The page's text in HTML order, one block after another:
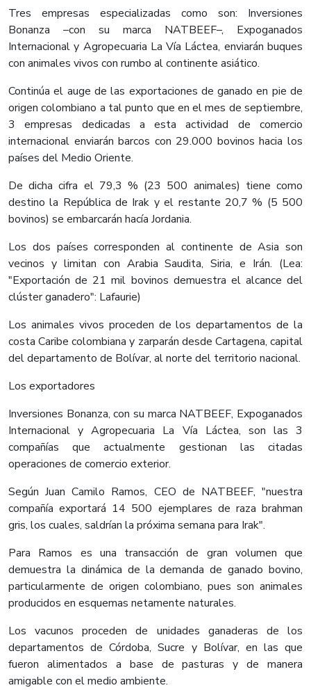
Tres empresas especializadas como son: Inversiones
Bonanza –con su marca NATBEEF–, Expoganados
Internacional y Agropecuaria La Vía Láctea, enviarán buques
con animales vivos con rumbo al continente asiático.
Continúa el auge de las exportaciones de ganado en pie de
origen colombiano a tal punto que en el mes de septiembre,
3 empresas dedicadas a esta actividad de comercio
internacional enviarán barcos con 29.000 bovinos hacia los
países del Medio Oriente.
De dicha cifra el 79,3 % (23 500 animales) tiene como
destino la República de Irak y el restante 20,7 % (5 500
bovinos) se embarcarán hacía Jordania.
Los dos países corresponden al continente de Asia son
vecinos y limitan con Arabia Saudita, Siria, e Irán. (Lea:
"Exportación de 21 mil bovinos demuestra el alcance del
clúster ganadero": Lafaurie)
Los animales vivos proceden de los departamentos de la
costa Caribe colombiana y zarparán desde Cartagena, capital
del departamento de Bolívar, al norte del territorio nacional.
Los exportadores
Inversiones Bonanza, con su marca NATBEEF, Expoganados
Internacional y Agropecuaria La Vía Láctea, son las 3
compañías que actualmente gestionan las citadas
operaciones de comercio exterior.
Según Juan Camilo Ramos, CEO de NATBEEF, "nuestra
compañía exportará 14 500 ejemplares de raza brahman
gris, los cuales, saldrían la próxima semana para Irak".
Para Ramos es una transacción de gran volumen que
demuestra la dinámica de la demanda de ganado bovino,
particularmente de origen colombiano, pues son animales
producidos en esquemas netamente naturales.
Los vacunos proceden de unidades ganaderas de los
departamentos de Córdoba, Sucre y Bolívar, en las que
fueron alimentados a base de pasturas y de manera
amigable con el medio ambiente.